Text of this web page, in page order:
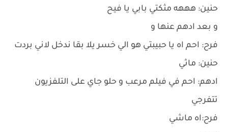
حنين: هههه مثكتي بابي يا فيح
و بعد ادهم عنها و
فرح: احم اه يا حبيبتي هو الي خسر يلا بقا ندخل لاني بردت
حنين: ماثي
ادهم: احم في فيلم مرعب و حلو جاي على التلفزيون
تتفرجي
فرح:اه ماشي